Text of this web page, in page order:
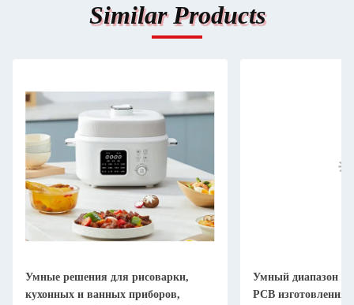
Similar Products
Умные решения для рисоварки,
кухонных и ванных приборов,
Умный диапазон
PCB изготовления